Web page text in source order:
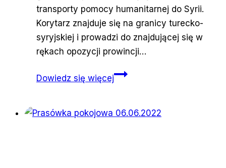
transporty pomocy humanitarnej do Syrii.
Korytarz znajduje się na granicy turecko-
syryjskiej i prowadzi do znajdującej się w
rękach opozycji prowincji…
Dowiedz się więcejSzantaż
zamyka ostatnie